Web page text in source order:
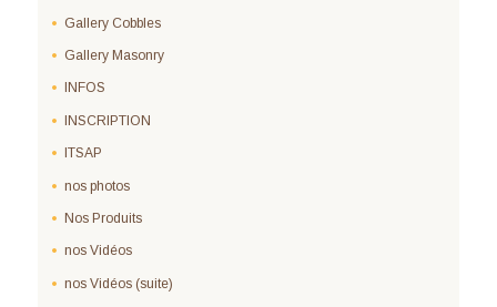
Gallery Cobbles
Gallery Masonry
INFOS
INSCRIPTION
ITSAP
nos photos
Nos Produits
nos Vidéos
nos Vidéos (suite)